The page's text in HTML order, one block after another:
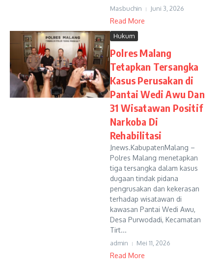
Masbuchin Juni 3, 2026
Read More
Hukum
Polres Malang
Tetapkan Tersangka
Kasus Perusakan di
Pantai Wedi Awu Dan
31 Wisatawan Positif
Narkoba Di
Rehabilitasi
Jnews.KabupatenMalang –
Polres Malang menetapkan
tiga tersangka dalam kasus
dugaan tindak pidana
pengrusakan dan kekerasan
terhadap wisatawan di
kawasan Pantai Wedi Awu,
Desa Purwodadi, Kecamatan
Tirt...
admin Mei 11, 2026
Read More